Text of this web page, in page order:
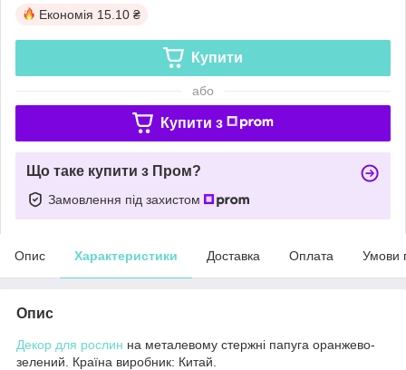
Економія 15.10 ₴
Купити
або
Купити з
Що таке купити з Пром?
Замовлення під захистом
Опис Характеристики Доставка Оплата Умови
Опис
Декор для рослин на металевому стержні папуга оранжево-
зелений. Країна виробник: Китай.